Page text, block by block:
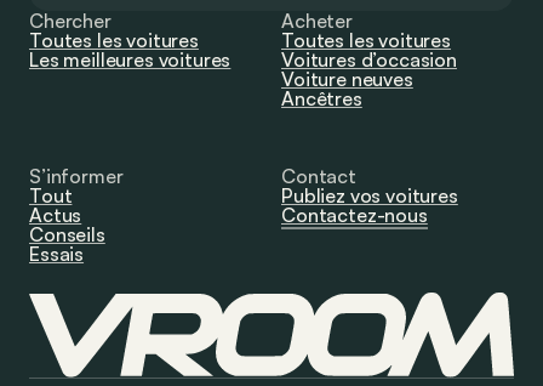
Chercher
Toutes les voitures
Les meilleures voitures
Acheter
Toutes les voitures
Voitures d’occasion
Voiture neuves
Ancêtres
S’informer
Tout
Actus
Conseils
Essais
Contact
Publiez vos voitures
Contactez-nous